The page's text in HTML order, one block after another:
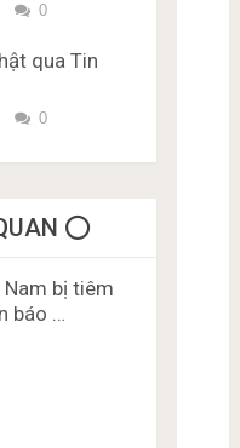
0
qua Tin
0
⭕️
bị tiêm
báo …